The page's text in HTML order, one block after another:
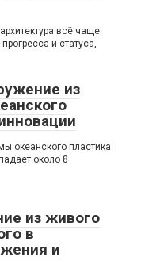
всё чаще
и статуса,
из
океанского пластика
около 8
из живого
в
и